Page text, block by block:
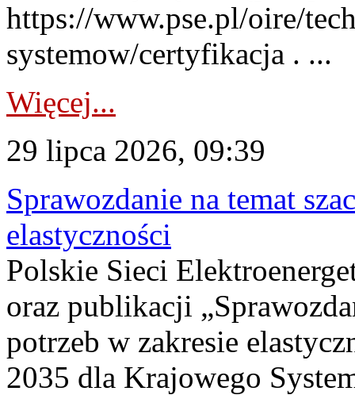
https://www.pse.pl/oire/
systemow/certyfikacja . ...
Więcej...
29 lipca 2026, 09:39
Sprawozdanie na temat
elastyczności
Polskie Sieci
oraz publikacji
potrzeb w zakresie
2035 dla Krajowego